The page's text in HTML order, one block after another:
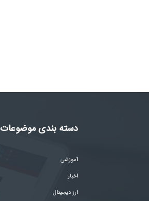
دسته بندی موضوعات
آموزشی
اخبار
ارز دیجیتال